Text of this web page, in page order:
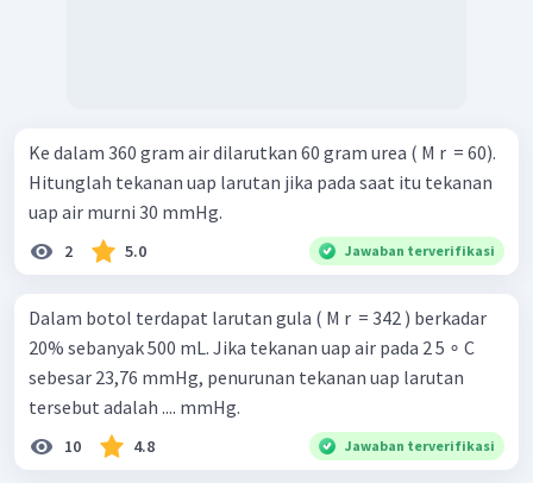
Ke dalam 360 gram air dilarutkan 60 gram urea ( M r ​ = 60).
Hitunglah tekanan uap larutan jika pada saat itu tekanan
uap air murni 30 mmHg.
2 5.0 Jawaban terverifikasi
Dalam botol terdapat larutan gula ( M r ​ = 342 ) berkadar
20% sebanyak 500 mL. Jika tekanan uap air pada 2 5 ∘ C
sebesar 23,76 mmHg, penurunan tekanan uap larutan
tersebut adalah .... mmHg.
10 4.8 Jawaban terverifikasi